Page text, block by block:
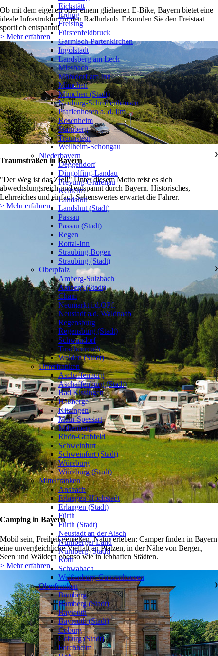
Ob mit dem eigenen oder einem gliehenen E-Bike, Bayern bietet eine
ideale Infrastruktur für den Radlurlaub. Erkunden Sie den Freistaat
sportlich entspannt!
> Mehr erfahren
Traumstraßen in Bayern
"Der Weg ist das Ziel!" Unter diesem Motto reist es sich
abwechslungsreich und entspannt durch Bayern. Historisches,
Lehrreiches und einfach Sehenswertes erwartet die Fahrer.
> Mehr erfahren
Camping in Bayern
Mobil sein, Freiheit genießen, Natur erleben: Camper finden in Bayern
eine unvergleichliche Vielfalt an Plätzen, in der Nähe von Bergen,
Seen und Wäldern ebenso wie in lebhaften Städten.
> Mehr erfahren
Eichstätt
Erding
Freising
Fürstenfeldbruck
Garmisch-Partenkirchen
Ingolstadt
Landsberg am Lech
Miesbach
Mühldorf am Inn
München
München (Stadt)
Neuburg-Schrobenhausen
Pfaffenhofen a. d. Ilm
Rosenheim
Starnberg
Traunstein
Weilheim-Schongau
Niederbayern
❯
Deggendorf
Dingolfing-Landau
Freyung-Grafenau
Kelheim
Landshut
Landshut (Stadt)
Passau
Passau (Stadt)
Regen
Rottal-Inn
Straubing-Bogen
Straubing (Stadt)
Oberpfalz
❯
Amberg-Sulzbach
Amberg (Stadt)
Cham
Neumarkt i.d.OPf.
Neustadt a.d. Waldnaab
Regensburg
Regensburg (Stadt)
Schwandorf
Tirschenreuth
Weiden (Stadt)
Unterfranken
❯
Aschaffenburg
Aschaffenburg (Stadt)
Bad Kissingen
Haßberge
Kitzingen
Main-Spessart
Miltenberg
Rhön-Grabfeld
Schweinfurt
Schweinfurt (Stadt)
Würzburg
Würzburg (Stadt)
Mittelfranken
❯
Ansbach
Erlangen-Höchstadt
Erlangen (Stadt)
Fürth
Fürth (Stadt)
Neustadt an der Aisch
Nürnberger Land
Nürnberg (Stadt)
Roth
Schwabach
Weißenburg-Gunzenhausen
Oberfranken
❯
Bamberg
Bamberg (Stadt)
Bayreuth
Bayreuth (Stadt)
Coburg
Coburg (Stadt)
Forchheim